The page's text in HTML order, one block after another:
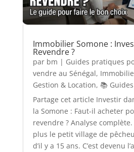
Immobilier Somone :
Revendre ?
par bm | Guides pratiques
vendre au Sénégal,
Gestion & Location, 📚
Partage cet article Investir
la Somone : Faut-il acheter
revendre ? Analyse
plus le petit village de
d’il y a 15 ans. C’est devenu